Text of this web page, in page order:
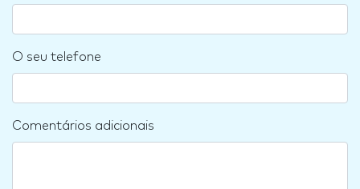
O seu telefone
Comentários adicionais